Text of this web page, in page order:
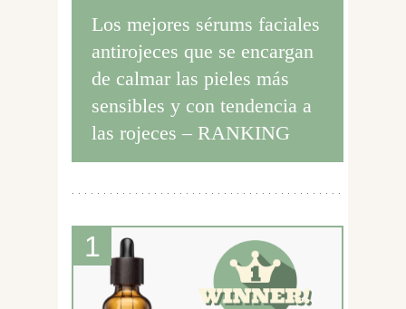
Los mejores sérums faciales
antirojeces que se encargan
de calmar las pieles más
sensibles y con tendencia a
las rojeces – RANKING